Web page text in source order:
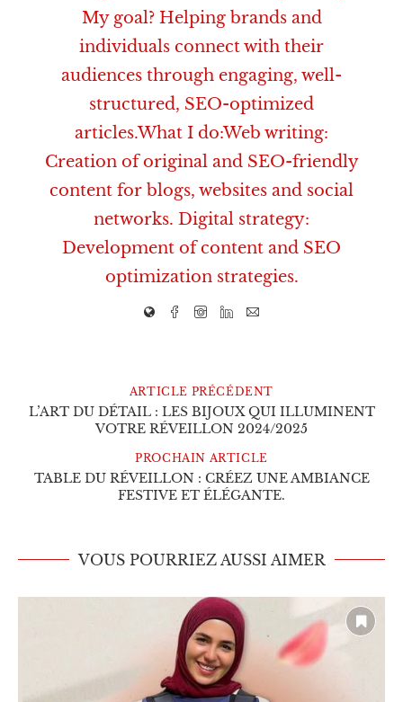
My goal? Helping brands and
individuals connect with their
audiences through engaging, well-
structured, SEO-optimized
articles.What I do:Web writing:
Creation of original and SEO-friendly
content for blogs, websites and social
networks. Digital strategy:
Development of content and SEO
optimization strategies.
ARTICLE PRÉCÉDENT
L’ART DU DÉTAIL : LES BIJOUX QUI ILLUMINENT
VOTRE RÉVEILLON 2024/2025
PROCHAIN ARTICLE
TABLE DU RÉVEILLON : CRÉEZ UNE AMBIANCE
FESTIVE ET ÉLÉGANTE.
VOUS POURRIEZ AUSSI AIMER